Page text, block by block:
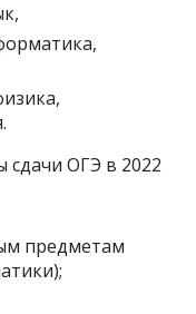
ОГЭ в 2022
предметам